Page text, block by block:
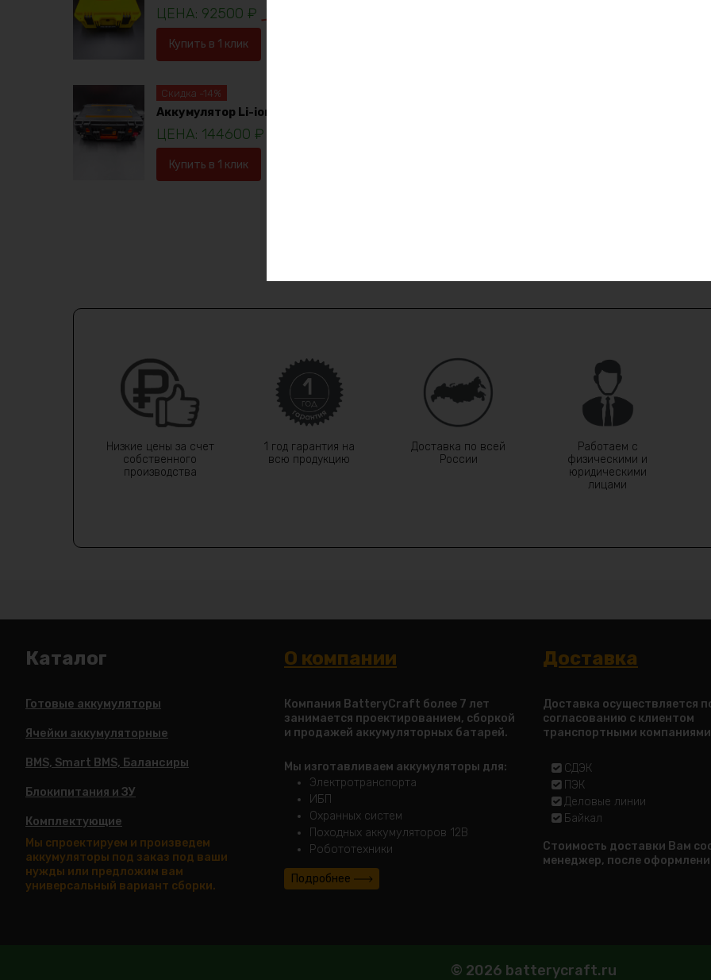
92500 ₽
Купить в 1 клик
Скидка -14%
Аккумулятор Li-ion 36в 120ач
144600 ₽
Купить в 1 клик
Низкие цены за счет
собственного
производства
1 год гарантия на
всю продукцию
Доставка по всей
России
Работаем с
физическими и
юридическими
лицами
Каталог
Готовые аккумуляторы
Ячейки аккумуляторные
BMS, Smart BMS, Балансиры
Блокипитания и ЗУ
Комплектующие
Мы спроектируем и произведем
аккумуляторы под заказ под ваши
нужды или предложим вам
универсальный вариант сборки.
О компании
Компания BatteryCraft более 7 лет
занимается проектированием, сборкой
и продажей аккумуляторных батарей.
Мы изготавливаем аккумуляторы для:
Электротранспорта
ИБП
Охранных систем
Походных аккумуляторов 12В
Робототехники
Подробнее
Доставка
Доставка осуществляется
согласованию с клиентом
транспортными
СДЭК
ПЭК
Деловые линии
Байкал
Стоимость доставки Вам
менеджер, после
© 2026 batterycraft.ru